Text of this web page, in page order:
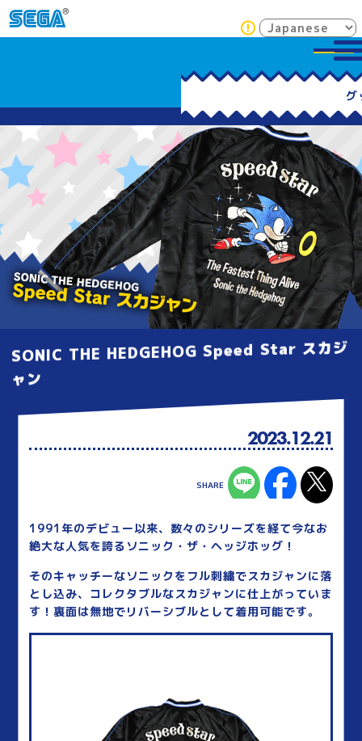
SONIC THE HEDGEHOG Speed Star スカジ
ャン
2023.12.21
1991年のデビュー以来、数々のシリーズを経て今なお
絶大な人気を誇るソニック・ザ・ヘッジホッグ！
そのキャッチーなソニックをフル刺繍でスカジャンに落
とし込み、コレクタブルなスカジャンに仕上がっていま
す！裏面は無地でリバーシブルとして着用可能です。